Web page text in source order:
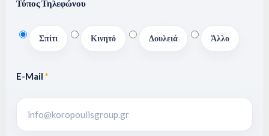
Τύπος Τηλεφώνου
Σπίτι Κινητό Δουλειά Άλλο
E-Mail *